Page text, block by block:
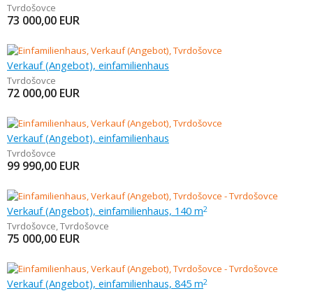
Tvrdošovce
73 000,00 EUR
Verkauf (Angebot), einfamilienhaus
Tvrdošovce
72 000,00 EUR
Verkauf (Angebot), einfamilienhaus
Tvrdošovce
99 990,00 EUR
Verkauf (Angebot), einfamilienhaus, 140 m2
Tvrdošovce,Tvrdošovce
75 000,00 EUR
Verkauf (Angebot), einfamilienhaus, 845 m2